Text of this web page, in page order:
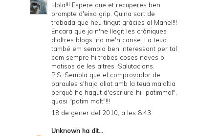
F
Hola!!! Espere que et recuperes ben
prompte d'eixa grip. Quina sort de
trobada que heu tingut gràcies al Manel!!!
Encara que ja n'he llegit les cròniques
d'altres blogs, no me'n canse. La teua
també em sembla ben interessant per tal
com sempre hi trobes coses noves o
matisos de les altres. Salutacions.
P.S. Sembla que el comprovador de
paraules s'haja aliat amb la teua malaltia
perquè he hagut d'escriure-hi "patimmol",
quasi "patim molt"!!!
18 de gener del 2010, a les 8:43
Unknown ha dit...